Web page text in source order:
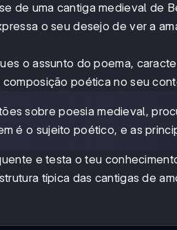
de uma cantiga medieval de
o seu desejo de ver a
o assunto do poema,
poética no seu
sobre poesia medieval,
é o sujeito poético, e as
e testa o teu
típica das cantigas de